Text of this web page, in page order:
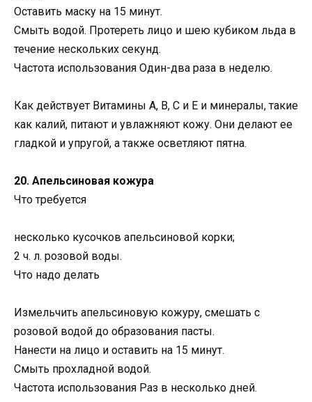
Оставить маску на 15 минут.
Смыть водой. Протереть лицо и шею кубиком льда в
течение нескольких секунд.
Частота использования Один-два раза в неделю.
Как действует Витамины A, B, C и E и минералы, такие
как калий, питают и увлажняют кожу. Они делают ее
гладкой и упругой, а также осветляют пятна.
20. Апельсиновая кожура
Что требуется
несколько кусочков апельсиновой корки;
2 ч. л. розовой воды.
Что надо делать
Измельчить апельсиновую кожуру, смешать с
розовой водой до образования пасты.
Нанести на лицо и оставить на 15 минут.
Смыть прохладной водой.
Частота использования Раз в несколько дней.